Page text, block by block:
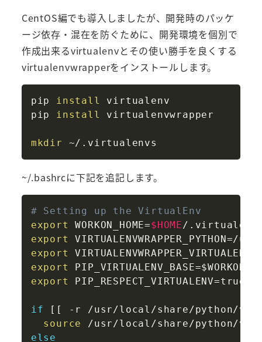
CentOS編でも導入しましたが、開発時のパッケ
ージ依存・混在を防ぐために、開発環境を個別で
作成出来るvirtualenvとその使い勝手を良くする
virtualenvwrapperをインストールします。
pip install
virtualenv
pip install virtualenvwrapper
mkdir
~/.bashrcに下記を追記します。
# Setting up the VirtualEnv
export
WORKON_HOME=$HOME
export
VIRTUALENVWRAPPER_PYTHON =
export
export
PIP_VIRTUALENV_BASE=
export
PIP_RESPECT_VIRTUALENV=true
if [ [
-r /usr/local/share/python/
source
else